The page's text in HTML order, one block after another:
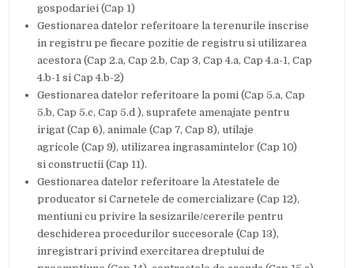
gospodariei (Cap 1)
Gestionarea datelor referitoare la terenurile inscrise
in registru pe fiecare pozitie de registru si utilizarea
acestora (Cap 2.a, Cap 2.b, Cap 3, Cap 4.a, Cap 4.a-1, Cap
4.b-1 si Cap 4.b-2)
Gestionarea datelor referitoare la pomi (Cap 5.a, Cap
5.b, Cap 5.c, Cap 5.d ), suprafete amenajate pentru
irigat (Cap 6), animale (Cap 7, Cap 8), utilaje
agricole (Cap 9), utilizarea ingrasamintelor (Cap 10)
si constructii (Cap 11).
Gestionarea datelor referitoare la Atestatele de
producator si Carnetele de comercializare (Cap 12),
mentiuni cu privire la sesizarile/cererile pentru
deschiderea procedurilor succesorale (Cap 13),
inregistrari privind exercitarea dreptului de